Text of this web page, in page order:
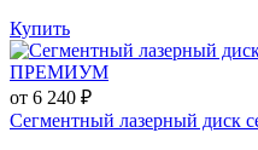
Купить
от 6 240 ₽
Сегментный лазерный диск